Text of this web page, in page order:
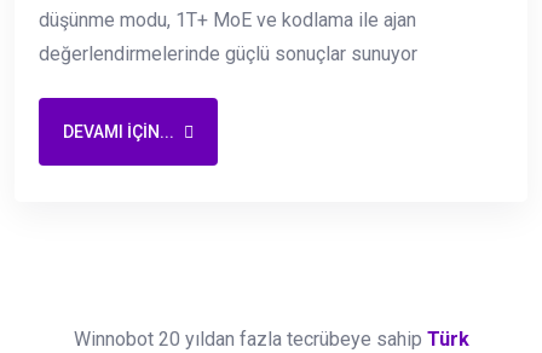
düşünme modu, 1T+ MoE ve kodlama ile ajan
değerlendirmelerinde güçlü sonuçlar sunuyor
DEVAMI IÇIN...
Winnobot 20 yıldan fazla tecrübeye sahip Türk